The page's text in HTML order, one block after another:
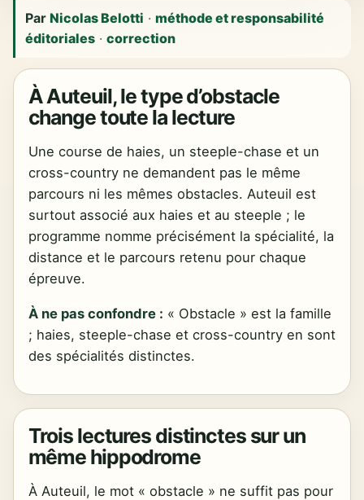
ParNicolas Belotti ·méthode et responsabilité
éditoriales ·correction
À Auteuil, le type d’obstacle
change toute la lecture
Une course de haies, un steeple-chase et un
cross-country ne demandent pas le même
parcours ni les mêmes obstacles. Auteuil est
surtout associé aux haies et au steeple ; le
programme nomme précisément la spécialité, la
distance et le parcours retenu pour chaque
épreuve.
À ne pas confondre : « Obstacle » est la famille
; haies, steeple-chase et cross-country en sont
des spécialités distinctes.
Trois lectures distinctes sur un
même hippodrome
À Auteuil, le mot « obstacle » ne suffit pas pour